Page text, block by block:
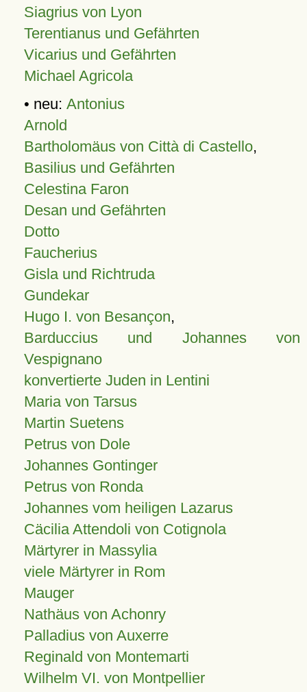
Siagrius von Lyon
Terentianus und Gefährten
Vicarius und Gefährten
Michael Agricola
• neu: Antonius
Arnold
Bartholomäus von Città di Castello,
Basilius und Gefährten
Celestina Faron
Desan und Gefährten
Dotto
Faucherius
Gisla und Richtruda
Gundekar
Hugo I. von Besançon,
Barduccius und Johannes von
Vespignano
konvertierte Juden in Lentini
Maria von Tarsus
Martin Suetens
Petrus von Dole
Johannes Gontinger
Petrus von Ronda
Johannes vom heiligen Lazarus
Cäcilia Attendoli von Cotignola
Märtyrer in Massylia
viele Märtyrer in Rom
Mauger
Nathäus von Achonry
Palladius von Auxerre
Reginald von Montemarti
Wilhelm VI. von Montpellier